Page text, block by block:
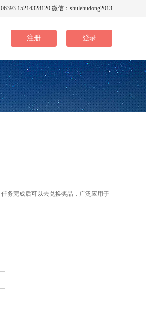
15214328120 微信：shulehudong2013
登录
注册
务完成后可以去兑换奖品，广泛应用于